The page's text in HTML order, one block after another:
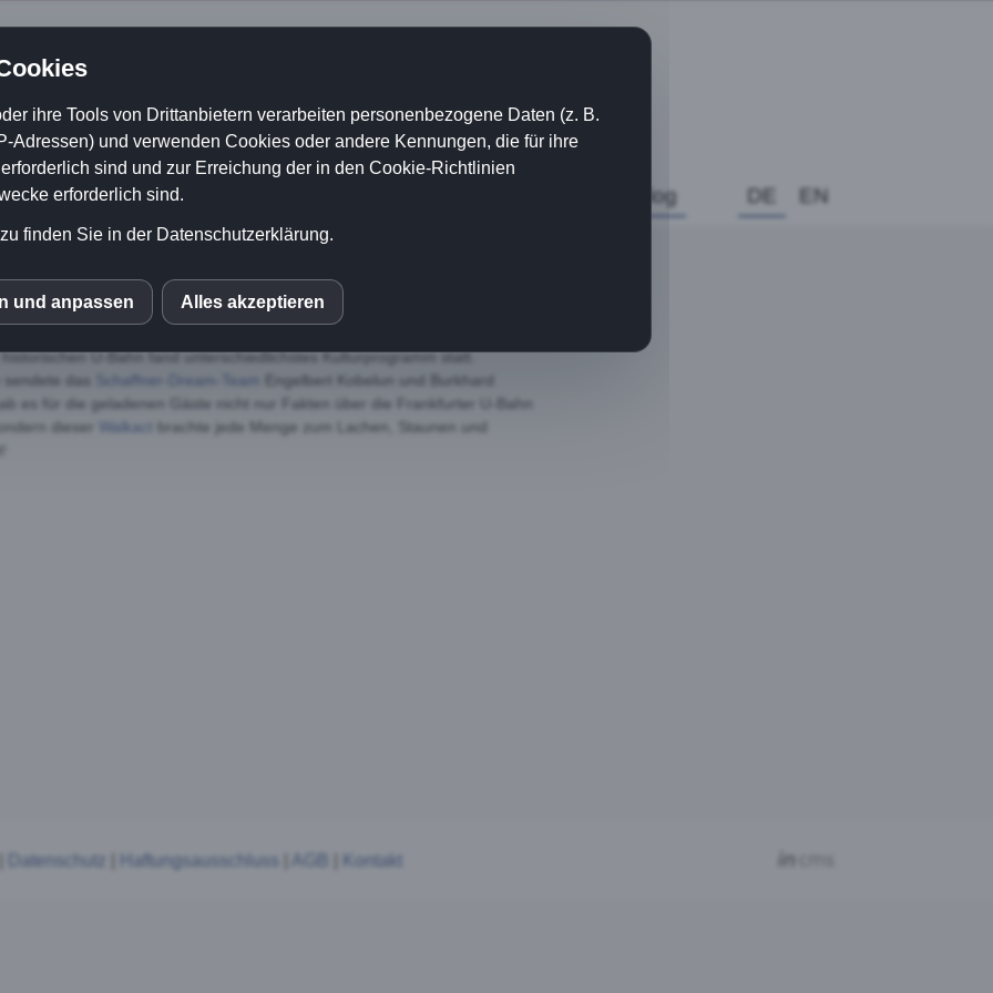
Hütchenspieler und Eventzauberer
Messe Zauberer Blog DE EN
am Main
U-Bahn fand unterschiedlichstes Kulturprogramm statt.
sendete das
Schaffner-Dream-Team
Engelbert Kobelun und Burkhard
es für die geladenen Gäste nicht nur Fakten über die Frankfurter U-Bahn
dieser
Walkact
brachte jede Menge zum Lachen, Staunen und
Datenschutz Haftungsausschluss Kontakt
ihre Tools von Drittanbietern verarbeiten personenbezogene Daten (z. B.
Adressen) und verwenden Cookies oder andere Kennungen, die für ihre
sind und zur Erreichung der in den Cookie-Richtlinien
erforderlich sind.
finden Sie in der Datenschutzerklärung.
(Piwik)
und anpassen Alles akzeptieren